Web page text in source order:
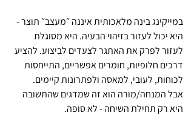
במייקינג בינה מלאכותית איננה ״מעצב״ תוצר -
היא יכול לעזור בזיהוי הבעיה. היא מסוגלת
לעזור לפרק את האתגר לצעדים לביצוע. להציע
דרכים חלופיות, חומרים אפשריים, התייחסות
לכוחות, לעובי, למאסה ולפתרונות קיימים.
אבל המנחה/מורה הוא זה שמדגים שהתשובה
היא רק תחילת השיחה - לא סופה.